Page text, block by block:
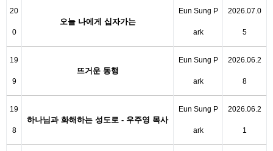
20
0
오늘 나에게 십자가는
Eun Sung P
ark
2026.07.0
5
19
9
뜨거운 동행
Eun Sung P
ark
2026.06.2
8
19
8
하나님과 화해하는 성도로 - 우주영 목사
Eun Sung P
ark
2026.06.2
1